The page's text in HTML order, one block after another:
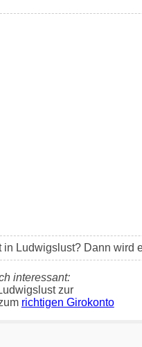
in Ludwigslust? Dann wird
interessant:
zur
richtigen Girokonto